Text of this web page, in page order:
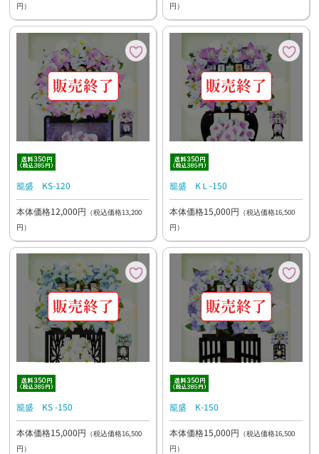
円）
円）
籠盛 KS-120
本体価格12,000円 （税込価格13,200
円）
籠盛 KＬ-150
本体価格15,000円 （税込価格16,500
円）
籠盛 KS -150
本体価格15,000円 （税込価格16,500
円）
籠盛 K-150
本体価格15,000円 （税込価格16,500
円）